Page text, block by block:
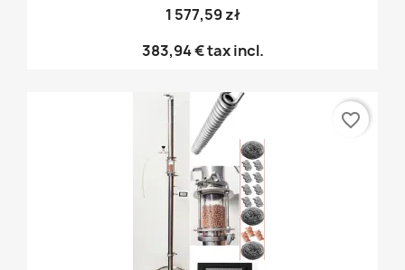
1 577,59 zł
383,94 €tax incl.
favorite_border